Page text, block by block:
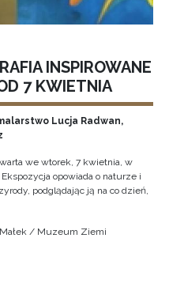
INSPIROWANE
7 KWIETNIA
Lucja Radwan,
we wtorek, 7 kwietnia, w
opowiada o naturze i
podglądając ją na co dzień,
/ Muzeum Ziemi